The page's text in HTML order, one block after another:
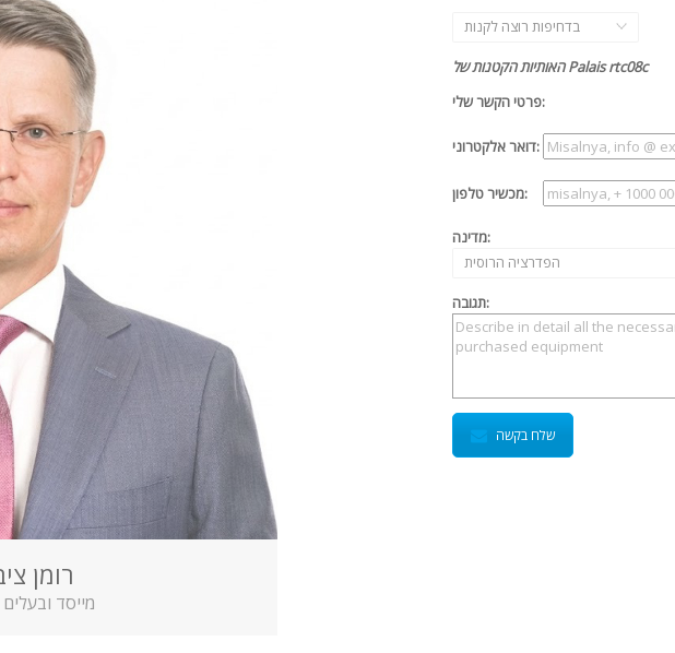
רומן
מייסד
בדחיפות רוצה לקנות
האותיות הקטנות של Palais rtc08c
פרטי הקשר שלי:
דואר אלקטרוני:
מכשיר טלפון:
מדינה:
הפדרציה הרוסית
תגובה:
שלח בקשה